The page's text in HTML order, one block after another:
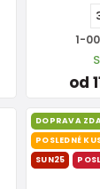
1-
od
DOPRAVA
POSLEDNÉ
SUN25